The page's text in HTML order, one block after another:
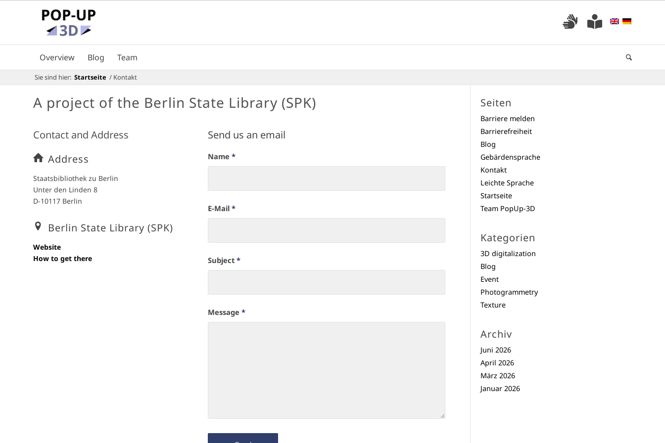
Overview Blog Team
Sie sind hier: Startseite / Kontakt
A project of the Berlin State Library (SPK)
Contact and Address
Address
Staatsbibliothek zu Berlin
Unter den Linden 8
D-10117 Berlin
Berlin State Library (SPK)
Website
How to get there
Send us an email
Name*
E-Mail*
Subject*
Message*
Seiten
Barriere melden
Barrierefreiheit
Blog
Gebärdensprache
Kontakt
Leichte Sprache
Startseite
Team PopUp-3D
Kategorien
3D digitalization
Blog
Event
Photogrammetry
Texture
Archiv
Juni 2026
April 2026
März 2026
Januar 2026